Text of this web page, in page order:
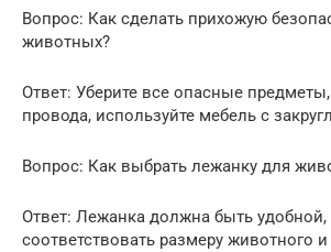
Вопрос: Как сделать прихожую
животных?
Ответ: Уберите все опасные
провода, используйте мебель с
Вопрос: Как выбрать лежанку для
Ответ: Лежанка должна быть удобной,
соответствовать размеру животного и